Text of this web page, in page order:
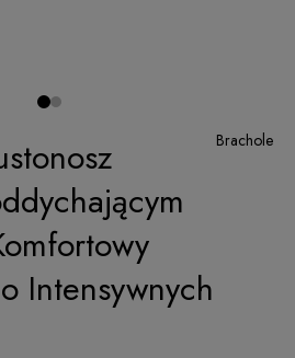
Brachole
Intensywnych